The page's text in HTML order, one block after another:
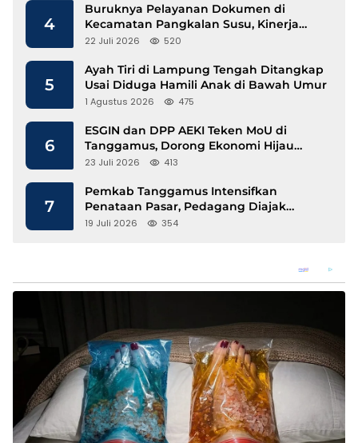
4
Buruknya Pelayanan Dokumen di
Kecamatan Pangkalan Susu, Kinerja
Disdukcapil Langkat Disorot
22 Juli 2026 520
5
Ayah Tiri di Lampung Tengah Ditangkap
Usai Diduga Hamili Anak di Bawah Umur
1 Agustus 2026 475
6
ESGIN dan DPP AEKI Teken MoU di
Tanggamus, Dorong Ekonomi Hijau
Berbasis Kopi dan Perdagangan Karbon
23 Juli 2026 413
7
Pemkab Tanggamus Intensifkan
Penataan Pasar, Pedagang Diajak
Tempati Pasar Modern Talang Padang
19 Juli 2026 354